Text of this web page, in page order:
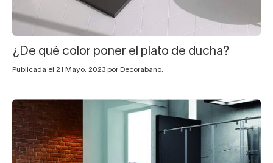
¿De qué color poner el plato de ducha?
Publicada el 21 Mayo, 2023 por Decorabano.